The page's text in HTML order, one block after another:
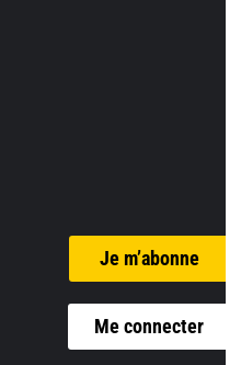
Je m’abonne
Me connecter